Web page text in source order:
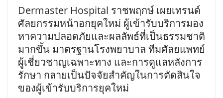
Dermaster Hospital ราชพฤกษ์ เผยเทรนด์
ศัลยกรรมหน้าอกยุคใหม่ ผู้เข้ารับบริการมอง
หาความปลอดภัยและผลลัพธ์ที่เป็นธรรมชาติ
มากขึ้น มาตรฐานโรงพยาบาล ทีมศัลยแพทย์
ผู้เชี่ยวชาญเฉพาะทาง และการดูแลหลังการ
รักษา กลายเป็นปัจจัยสำคัญในการตัดสินใจ
ของผู้เข้ารับบริการยุคใหม่